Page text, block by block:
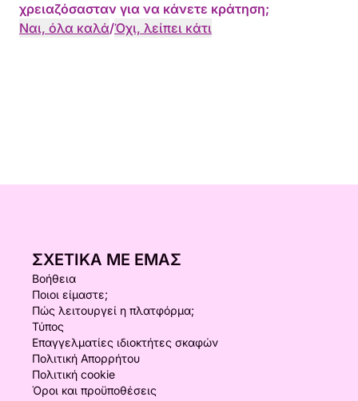
χρειαζόσασταν για να κάνετε κράτηση;
Ναι, όλα καλά/Όχι, λείπει κάτι
ΣΧΕΤΙΚΆ ΜΕ ΕΜΆΣ
Βοήθεια
Ποιοι είμαστε;
Πώς λειτουργεί η πλατφόρμα;
Τύπος
Επαγγελματίες ιδιοκτήτες σκαφών
Πολιτική Απορρήτου
Πολιτική cookie
Όροι και προϋποθέσεις